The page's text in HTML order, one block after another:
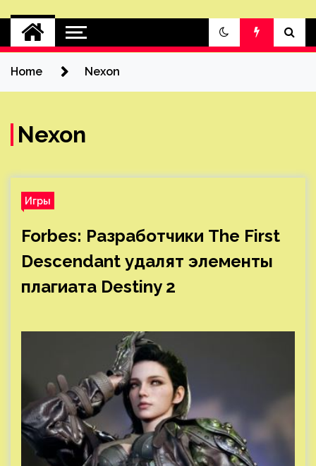
Home Nexon
Nexon
Игры
Forbes: Разработчики The First
Descendant удалят элементы
плагиата Destiny 2